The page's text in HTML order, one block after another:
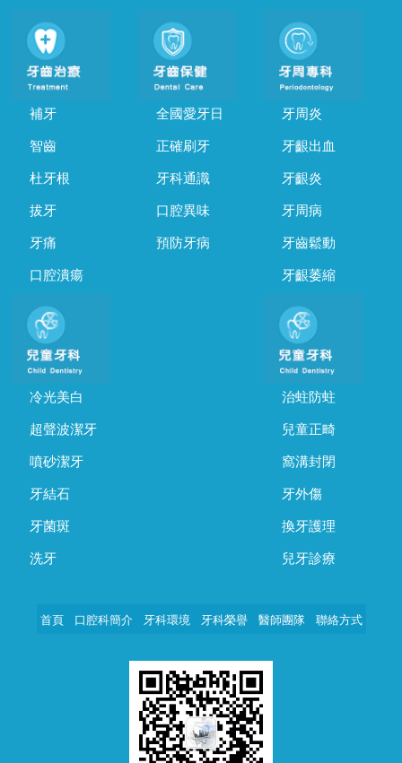
補牙
智齒
杜牙根
拔牙
牙痛
口腔潰瘍
全國愛牙日
正確刷牙
牙科通識
口腔異味
預防牙病
牙周炎
牙齦出血
牙齦炎
牙周病
牙齒鬆動
牙齦萎縮
冷光美白
超聲波潔牙
噴砂潔牙
牙結石
牙菌斑
洗牙
治蛀防蛀
兒童正畸
窩溝封閉
牙外傷
換牙護理
兒牙診療
首頁 口腔科簡介 牙科環境 牙科榮譽 醫師團隊 聯絡方式